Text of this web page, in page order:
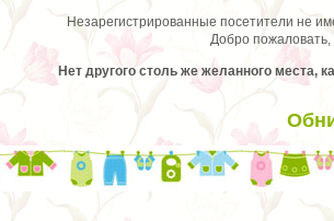
Незарегистрированные посетители не
Добро пожаловать,
Нет другого столь же желанного места,